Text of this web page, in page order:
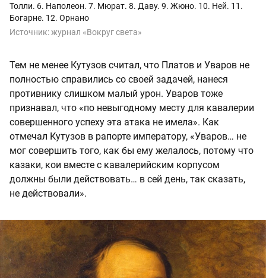
Толли. 6. Наполеон. 7. Мюрат. 8. Даву. 9. Жюно. 10. Ней. 11.
Богарне. 12. Орнано
Источник:журнал «Вокруг света»
Тем не менее Кутузов считал, что Платов и Уваров не
полностью справились со своей задачей, нанеся
противнику слишком малый урон. Уваров тоже
признавал, что «по невыгодному месту для кавалерии
совершенного успеху эта атака не имела». Как
отмечал Кутузов в рапорте императору, «Уваров… не
мог совершить того, как бы ему желалось, потому что
казаки, кои вместе с кавалерийским корпусом
должны были действовать… в сей день, так сказать,
не действовали».